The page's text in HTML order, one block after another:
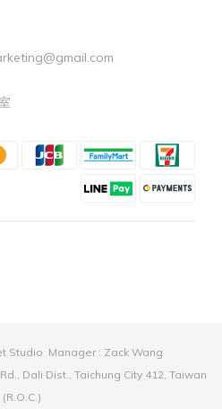
Studio Manager : Zack Wang
Dali Dist., Taichung City 412, Taiwan
(R.O.C.)